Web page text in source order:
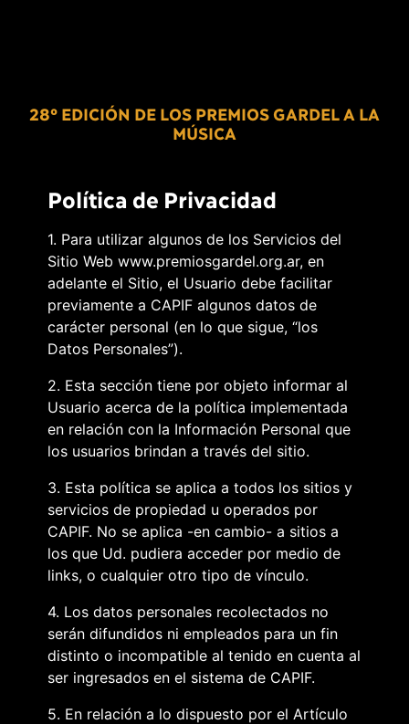
28º EDICIÓN DE LOS PREMIOS GARDEL A LA
MÚSICA
Política de Privacidad
1. Para utilizar algunos de los Servicios del
Sitio Web www.premiosgardel.org.ar, en
adelante el Sitio, el Usuario debe facilitar
previamente a CAPIF algunos datos de
carácter personal (en lo que sigue, “los
Datos Personales”).
2. Esta sección tiene por objeto informar al
Usuario acerca de la política implementada
en relación con la Información Personal que
los usuarios brindan a través del sitio.
3. Esta política se aplica a todos los sitios y
servicios de propiedad u operados por
CAPIF. No se aplica -en cambio- a sitios a
los que Ud. pudiera acceder por medio de
links, o cualquier otro tipo de vínculo.
4. Los datos personales recolectados no
serán difundidos ni empleados para un fin
distinto o incompatible al tenido en cuenta al
ser ingresados en el sistema de CAPIF.
5. En relación a lo dispuesto por el Artículo